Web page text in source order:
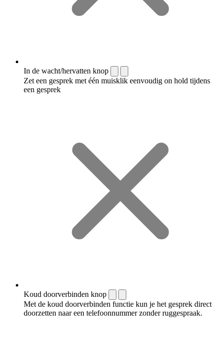
In de wacht/hervatten knop
Zet een gesprek met één muisklik eenvoudig on hold tijdens
een gesprek
Koud doorverbinden knop
Met de koud doorverbinden functie kun je het gesprek direct
doorzetten naar een telefoonnummer zonder ruggespraak.